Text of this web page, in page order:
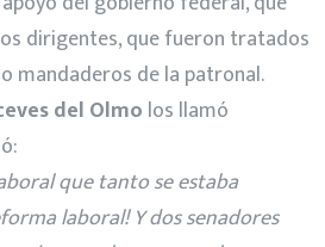
dirigentes, que fueron tratados
mandaderos de la patronal.
del Olmo los llamó
que tanto se estaba
laboral! Y dos senadores